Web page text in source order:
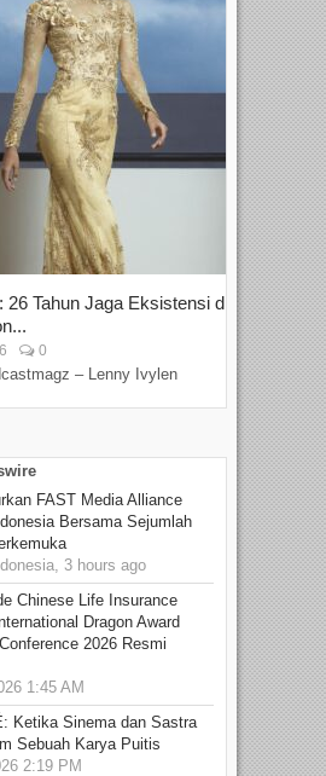
26 Tahun Jaga Eksistensi di
0
– Lenny Ivylen
FAST Media Alliance
Bersama Sejumlah
3 hours ago
Chinese Life Insurance
Dragon Award
2026 Resmi
1:45 AM
Ketika Sinema dan Sastra
Sebuah Karya Puitis
2:19 PM